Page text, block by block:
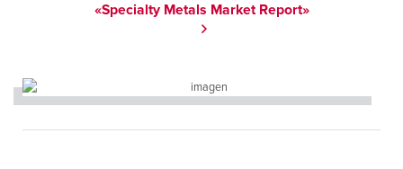
«Specialty Metals Market Report»